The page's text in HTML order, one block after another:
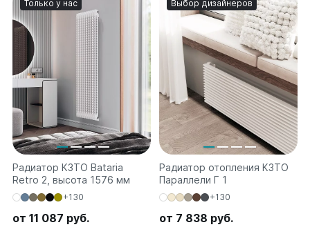
на 13 секций
на 14 секций
на 15 секций
на 16 секций
на 17 секций
на 18 секций
на 19 секций
на 20 секций
По цветам
Белые
Серые
Только у нас
Радиатор КЗТО Bataria
Retro 2, высота 1576 мм
+130
от 11 087 руб.
Выбор дизайнеров
Радиатор отопления КЗТО
Параллели Г 1
+130
от 7 838 руб.